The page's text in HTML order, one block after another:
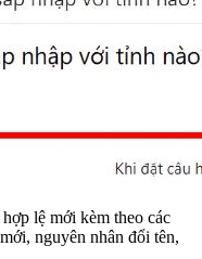
lệ mới kèm theo các
nguyên nhân đổi tên,